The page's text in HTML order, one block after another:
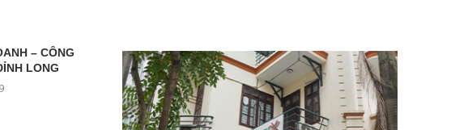
– CÔNG
LONG
Tạm ngừng Chi nhánh Công ty
TNHH Thiện Ý
22/11/2019
THAY ĐỔI NỘI DUNG ĐĂNG
DOANH NGHIỆP – “CÔNG
PHẦN THIẾT BỊ...
22/11/2019